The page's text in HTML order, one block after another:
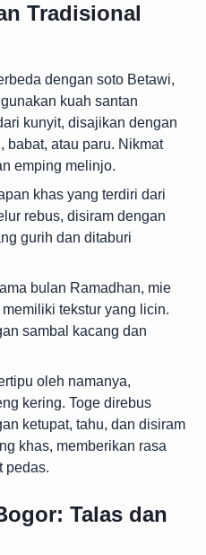
Tradisional
dengan soto Betawi,
kuah santan
kunyit, disajikan dengan
babat, atau paru. Nikmat
emping melinjo.
khas yang terdiri dari
rebus, disiram dengan
gurih dan ditaburi
bulan Ramadhan, mie
tekstur yang licin.
sambal kacang dan
oleh namanya,
kering. Toge direbus
ketupat, tahu, dan disiram
khas, memberikan rasa
pedas.
Talas dan